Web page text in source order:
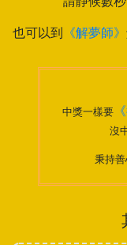
也可以到 《解夢師》
中獎一樣要
沒
秉持